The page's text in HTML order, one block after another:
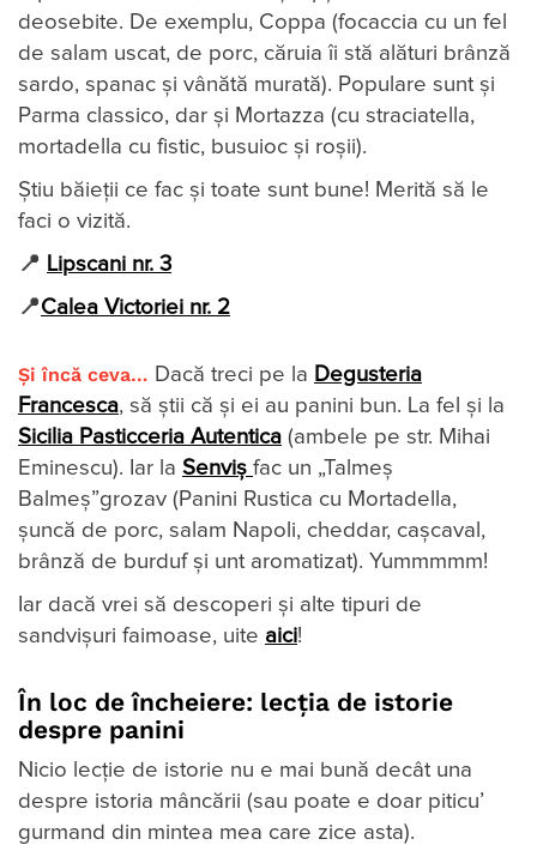
deosebite. De exemplu, Coppa (focaccia cu un fel
de salam uscat, de porc, căruia îi stă alături brânză
sardo, spanac și vânătă murată). Populare sunt și
Parma classico, dar și Mortazza (cu straciatella,
mortadella cu fistic, busuioc și roșii).
Știu băieții ce fac și toate sunt bune! Merită să le
faci o vizită.
📍 Lipscani nr. 3
📍Calea Victoriei nr. 2
Și încă ceva… Dacă treci pe la Degusteria
Francesca, să știi că și ei au panini bun. La fel și la
Sicilia Pasticceria Autentica (ambele pe str. Mihai
Eminescu). Iar la Senviș fac un „Talmeș
Balmeș”grozav (Panini Rustica cu Mortadella,
șuncă de porc, salam Napoli, cheddar, cașcaval,
brânză de burduf și unt aromatizat). Yummmmm!
Iar dacă vrei să descoperi și alte tipuri de
sandvișuri faimoase, uite aici!
În loc de încheiere: lecția de istorie
despre panini
Nicio lecție de istorie nu e mai bună decât una
despre istoria mâncării (sau poate e doar piticu’
gurmand din mintea mea care zice asta).